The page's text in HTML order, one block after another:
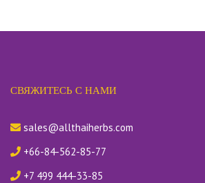
СВЯЖИТЕСЬ С НАМИ
sales@allthaiherbs.com
+66-84-562-85-77
+7 499 444-33-85